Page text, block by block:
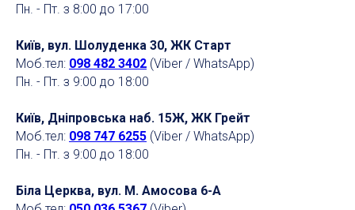
Пн. - Пт. з 8:00 до 17:00
Київ, вул. Шолуденка 30, ЖК Старт
Моб.тел: 098 482 3402 (Viber / WhatsApp)
Пн. - Пт. з 9:00 до 18:00
Київ, Дніпровська наб. 15Ж, ЖК Грейт
Моб.тел: 098 747 6255 (Viber / WhatsApp)
Пн. - Пт. з 9:00 до 18:00
Біла Церква, вул. М. Амосова 6-А